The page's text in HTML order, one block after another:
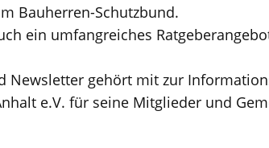
Bauherren-Schutzbund.
ein umfangreiches
Newsletter gehört mit zur
e.V. für seine Mitglieder und